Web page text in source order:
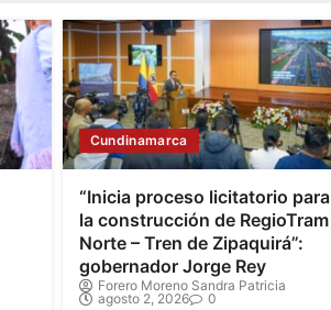
Cundinamarca
“Inicia proceso licitatorio para
la construcción de RegioTram
Norte – Tren de Zipaquirá”:
gobernador Jorge Rey
Forero Moreno Sandra Patricia
agosto 2, 2026
0